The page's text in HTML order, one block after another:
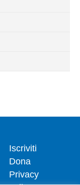
Iscriviti
Dona
Privacy